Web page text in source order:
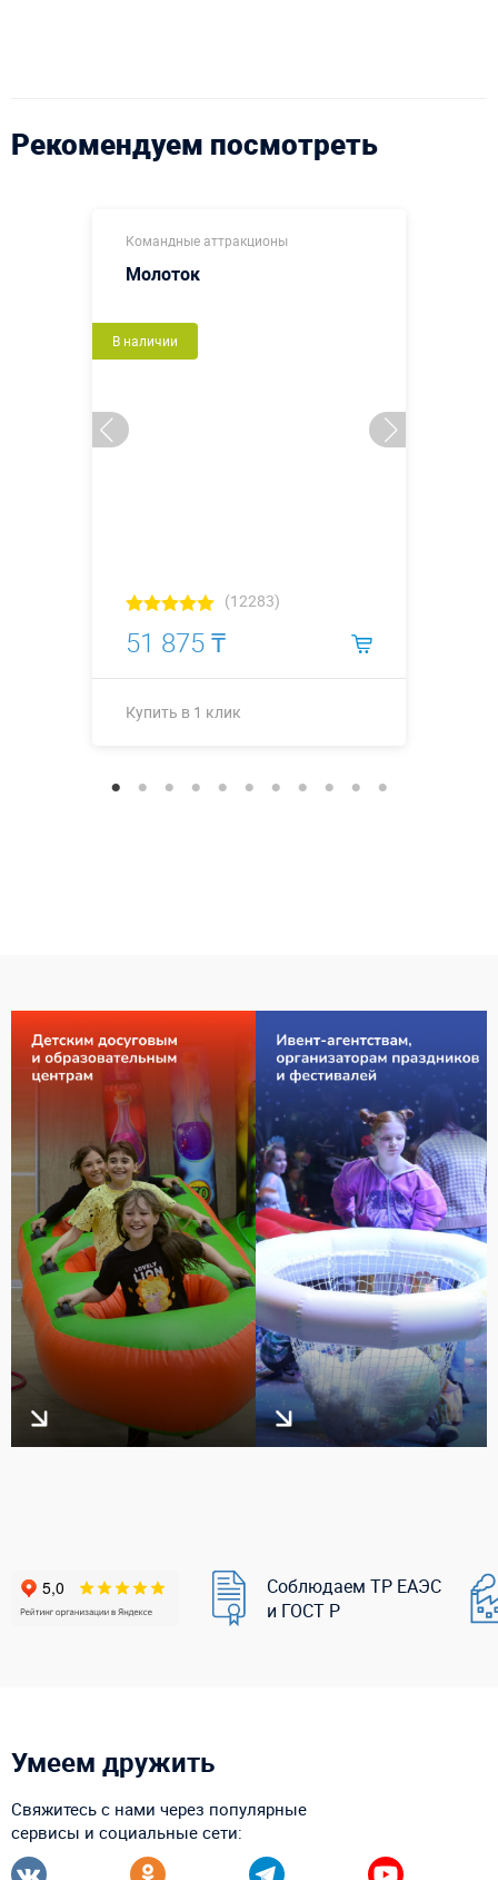
Рекомендуем посмотреть
Командные аттракционы
Молоток
В наличии
(12283)
51 875 ₸
Купить в 1 клик
Соблюдаем ТР ЕАЭС
и ГОСТ Р
Умеем дружить
Свяжитесь с нами через популярные
сервисы и социальные сети: